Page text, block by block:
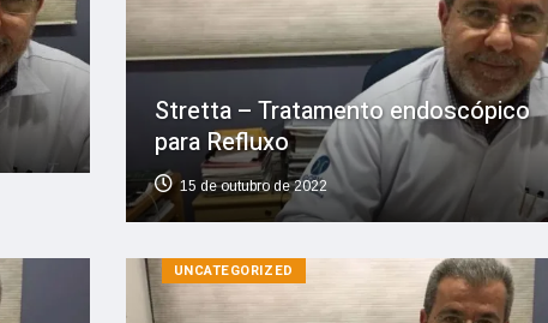
Stretta – Tratamento endoscópico
para Refluxo
15 de outubro de 2022
UNCATEGORIZED